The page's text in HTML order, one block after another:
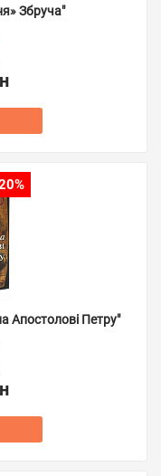
Збруча"
Апостолові Петру"